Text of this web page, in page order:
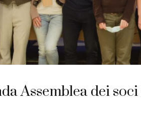
Assemblea dei